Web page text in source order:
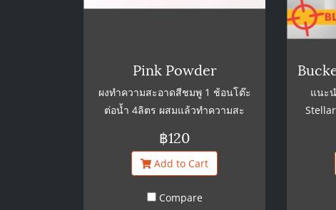
Pink Powder
ผงทำความสะอาดสีชมพู 1 ช้อนโต๊ะ
ต่อน้ำ 4ลิตร ผสมแล้วทำความสะ
฿120
Add to Cart
Compare
แนะ